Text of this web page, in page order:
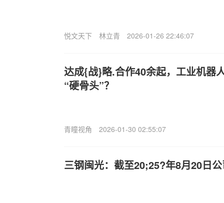
悦文天下 林立青 2026-01-26 22:46:07
达成{战}略.合作40余起，工业机器
“硬骨头”？
青瞳视角 2026-01-30 02:55:07
三钢闽光：截至20;25?年8月20日